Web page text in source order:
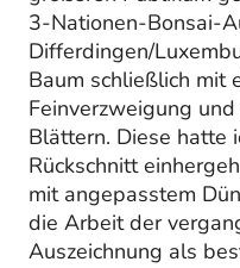
3-Nationen-Bonsai-
Differdingen/
Baum schließlich mit
Feinverzweigung
Blättern. Diese hatte
Rückschnitt
mit angepasstem
die Arbeit der
Auszeichnung als